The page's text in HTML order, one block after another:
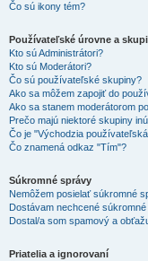
Čo sú ikony tém?
Používateľské úrovne a
Kto sú Administrátori?
Kto sú Moderátori?
Čo sú používateľské skupiny?
Ako sa môžem zapojiť do
Ako sa stanem moderátorom
Prečo majú niektoré skupiny
Čo je "Východzia
Čo znamená odkaz "Tím"?
Súkromné správy
Nemôžem posielať súkromné
Dostávam nechcené
Dostal/a som spamový a
Priatelia a ignorovaní